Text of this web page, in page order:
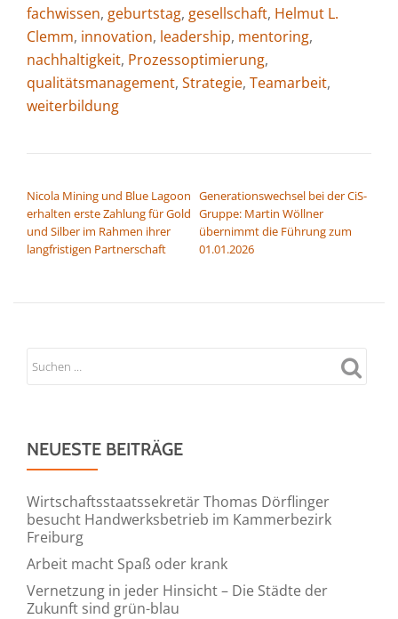
fachwissen, geburtstag, gesellschaft, Helmut L.
Clemm, innovation, leadership, mentoring,
nachhaltigkeit, Prozessoptimierung,
qualitätsmanagement, Strategie, Teamarbeit,
weiterbildung
Nicola Mining und Blue Lagoon
erhalten erste Zahlung für Gold
und Silber im Rahmen ihrer
langfristigen Partnerschaft
Generationswechsel bei der CiS-
Gruppe: Martin Wöllner
übernimmt die Führung zum
01.01.2026
NEUESTE BEITRÄGE
Wirtschaftsstaatssekretär Thomas Dörflinger
besucht Handwerksbetrieb im Kammerbezirk
Freiburg
Arbeit macht Spaß oder krank
Vernetzung in jeder Hinsicht – Die Städte der
Zukunft sind grün-blau